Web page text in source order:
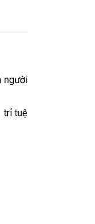
người
trí tuệ